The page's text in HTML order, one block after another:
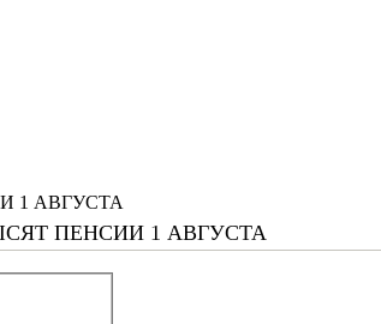
1 АВГУСТА
ПЕНСИИ 1 АВГУСТА